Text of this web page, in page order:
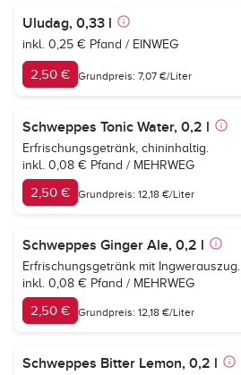
Uludag, 0,33 l
inkl. 0,25 € Pfand / EINWEG
2,50 € Grundpreis: 7,07 €/Liter
Schweppes Tonic Water, 0,2 l
Erfrischungsgetränk, chininhaltig.
inkl. 0,08 € Pfand / MEHRWEG
2,50 € Grundpreis: 12,18 €/Liter
Schweppes Ginger Ale, 0,2 l
Erfrischungsgetränk mit Ingwerauszug.
inkl. 0,08 € Pfand / MEHRWEG
2,50 € Grundpreis: 12,18 €/Liter
Schweppes Bitter Lemon, 0,2 l